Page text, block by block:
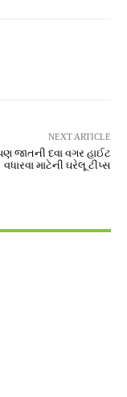
NEXT ARTICLE
જાતની દવા વગર હાઈટ
વધારવા માટેની ઘરેલૂ ટીપ્સ